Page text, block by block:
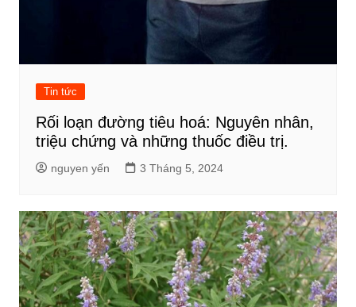
Tin tức
Rối loạn đường tiêu hoá: Nguyên nhân,
triệu chứng và những thuốc điều trị.
nguyen yến 3 Tháng 5, 2024